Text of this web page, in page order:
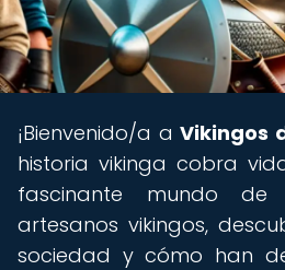
¡Bienvenido/a a Vikingos
historia vikinga cobra
fascinante mundo
artesanos vikingos,
sociedad y cómo han